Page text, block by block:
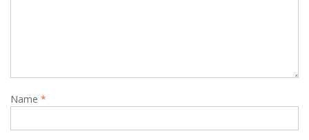
Name *